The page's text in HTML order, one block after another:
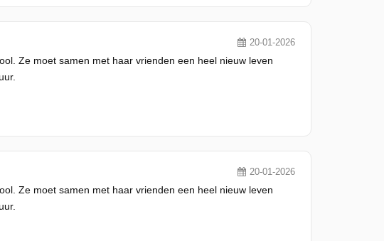
20-01-2026
Ze moet samen met haar vrienden een heel nieuw leven
20-01-2026
Ze moet samen met haar vrienden een heel nieuw leven